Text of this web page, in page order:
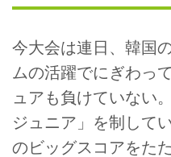
今大会は連日、韓国
ムの活躍でにぎわっ
ュアも負けていない
ジュニア」を制して
のビッグスコアをた